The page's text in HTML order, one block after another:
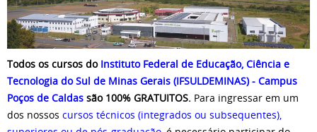
Todos os cursos do Instituto Federal de Educação, Ciência e
Tecnologia do Sul de Minas Gerais (IFSULDEMINAS) - Campus
Poços de Caldas são 100% GRATUITOS. Para ingressar em um
dos nossos cursos técnicos (integrados ou subsequentes),